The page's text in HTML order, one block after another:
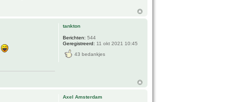
tankton
Berichten: 544
Geregistreerd: 11 okt 2021 10:45
43 bedankjes
Axel Amsterdam